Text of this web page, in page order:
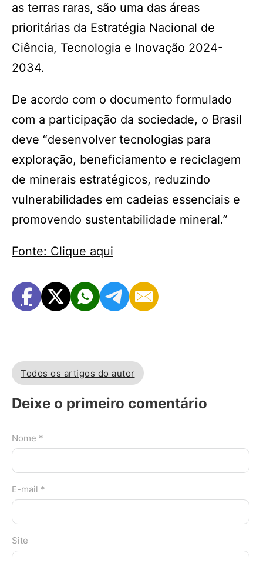
as terras raras, são uma das áreas
prioritárias da Estratégia Nacional de
Ciência, Tecnologia e Inovação 2024-
2034.
De acordo com o documento formulado
com a participação da sociedade, o Brasil
deve “desenvolver tecnologias para
exploração, beneficiamento e reciclagem
de minerais estratégicos, reduzindo
vulnerabilidades em cadeias essenciais e
promovendo sustentabilidade mineral.”
Fonte: Clique aqui
Todos os artigos do autor
Deixe o primeiro comentário
Nome *
E-mail *
Site